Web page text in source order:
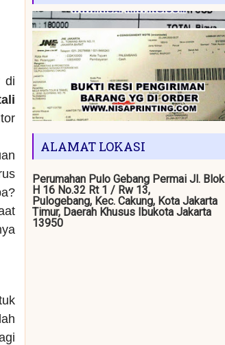
di
ALAMAT LOKASI
Perumahan Pulo Gebang Permai Jl. Blok
H 16 No.32 Rt 1 / Rw 13,
Pulogebang, Kec. Cakung, Kota Jakarta
Timur, Daerah Khusus Ibukota Jakarta
13950